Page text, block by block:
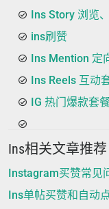
Ins Story 浏览
ins刷赞
Ins Mention 定
Ins Reels 互动
IG 热门爆款套
Ins相关文章推荐
Instagram买赞常见
Ins单帖买赞和自动